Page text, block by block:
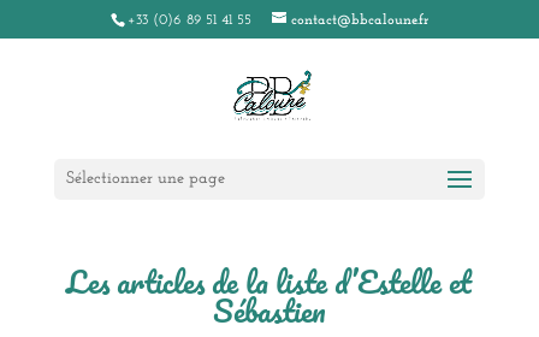
+33 (0)6 89 51 41 55 contact@bbcaloune.fr
Sélectionner une page
Les articles de la liste d’Estelle et
Sébastien